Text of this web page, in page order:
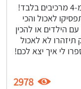
חיתוכיות פיסטוק ושוקולד לבן משוישות מ-4 מרכיבים בלבד!
לאכול והכי
הילדים או להכין
לא לאכול
לי איך יצא לכם!
2978